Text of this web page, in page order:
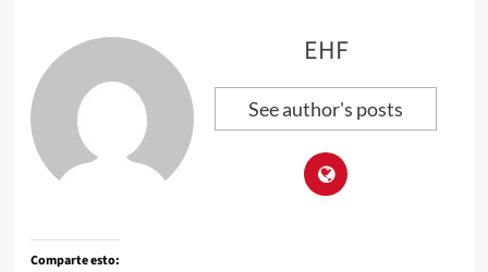
EHF
See author's posts
Comparte esto: